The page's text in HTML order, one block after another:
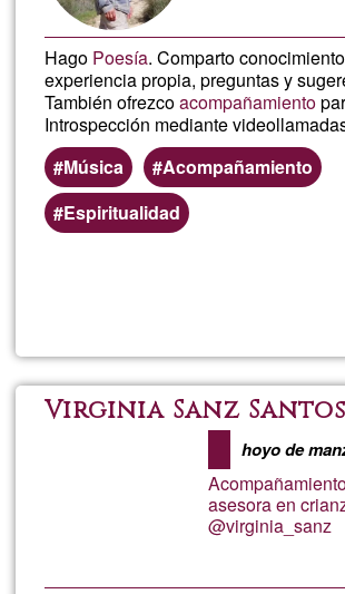
Hago Poesía. Comparto
experiencia propia, preguntas y
También ofrezcoacompañamiento
Introspección mediante
Música
Acompañamiento
Espiritualidad
Virginia Sanz Santos
hoyo de
asesora en
@virginia_sanz